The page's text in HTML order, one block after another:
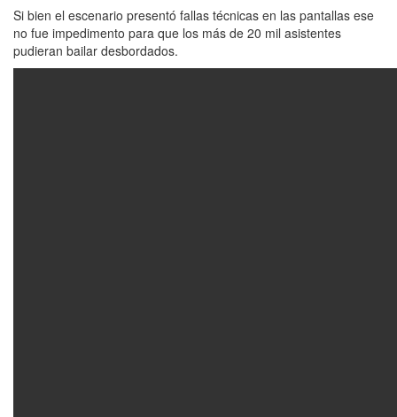
Si bien el escenario presentó fallas técnicas en las pantallas ese
no fue impedimento para que los más de 20 mil asistentes
pudieran bailar desbordados.